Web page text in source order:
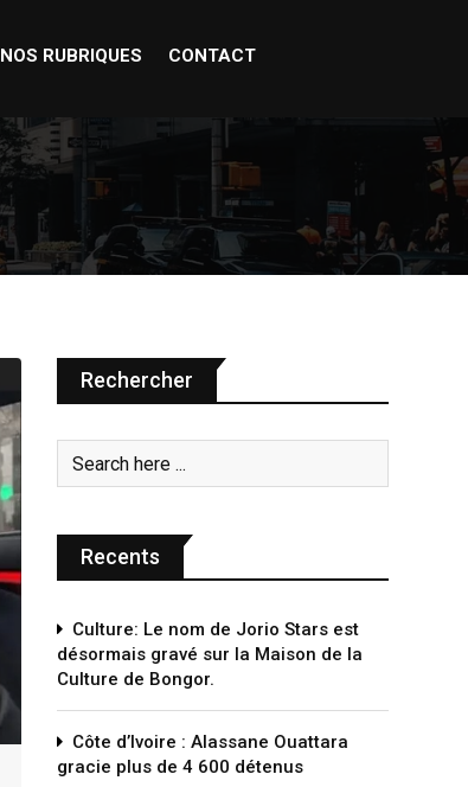
NOS RUBRIQUES CONTACT
Rechercher
Recents
Culture: Le nom de Jorio Stars est
désormais gravé sur la Maison de la
Culture de Bongor.
Côte d’Ivoire : Alassane Ouattara
gracie plus de 4 600 détenus